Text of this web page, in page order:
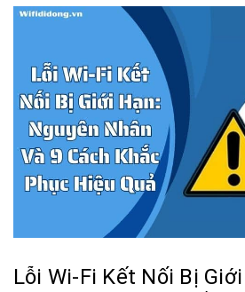
Lỗi Wi-Fi Kết Nối Bị